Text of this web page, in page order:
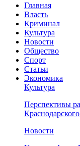
Главная
Власть
Криминал
Культура
Новости
Общество
Спорт
Статьи
Экономика
Культура
Перспективы
Новости